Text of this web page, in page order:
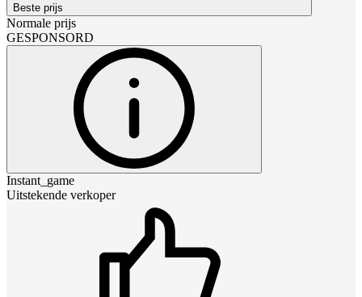
Beste prijs
Normale prijs
GESPONSORD
Instant_game
Uitstekende verkoper